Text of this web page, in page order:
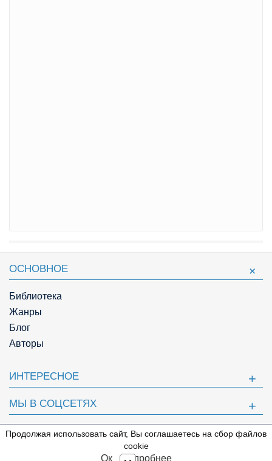
⇩
ОСНОВНОЕ
Библиотека
Жанры
Блог
Авторы
ИНТЕРЕСНОЕ
МЫ В СОЦСЕТЯХ
ПОЛЕЗНОЕ
Продолжая использовать сайт, Вы соглашаетесь на сбор файлов
cookie
Ок Подробнее